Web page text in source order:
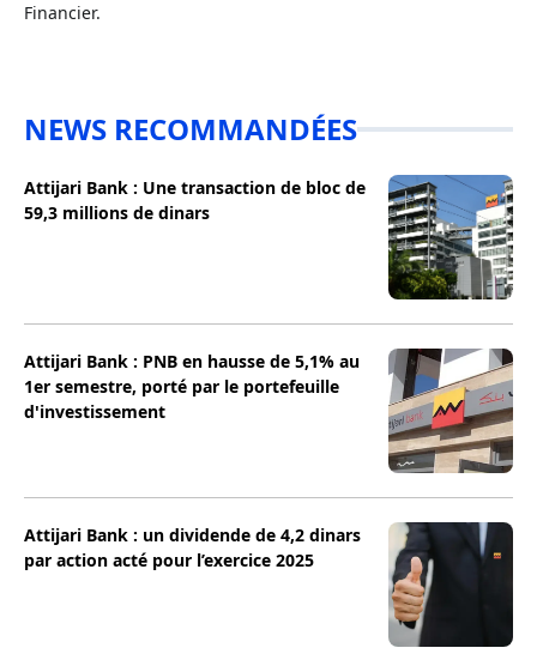
Financier.
NEWS RECOMMANDÉES
Attijari Bank : Une transaction de bloc de
59,3 millions de dinars
Attijari Bank : PNB en hausse de 5,1% au
1er semestre, porté par le portefeuille
d'investissement
Attijari Bank : un dividende de 4,2 dinars
par action acté pour l’exercice 2025